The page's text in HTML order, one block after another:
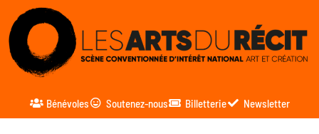
Bénévoles Soutenez-nous Billetterie Newsletter